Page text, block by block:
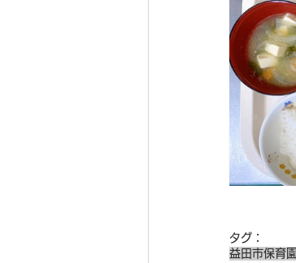
タグ：
益田市保育園